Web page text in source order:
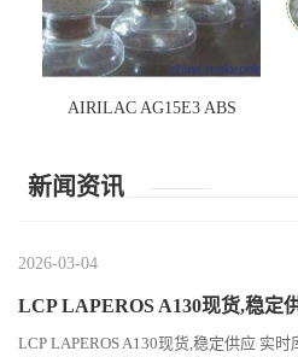
AIRILAC AG15E3 ABS
新闻资讯
2026-03-04
LCP LAPEROS A130现货,稳定
LCP LAPEROS A130现货,稳定供应 实时